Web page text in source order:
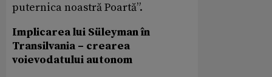
puternica noastră Poartă”.
Implicarea lui Süleyman în
Transilvania – crearea
voievodatului autonom